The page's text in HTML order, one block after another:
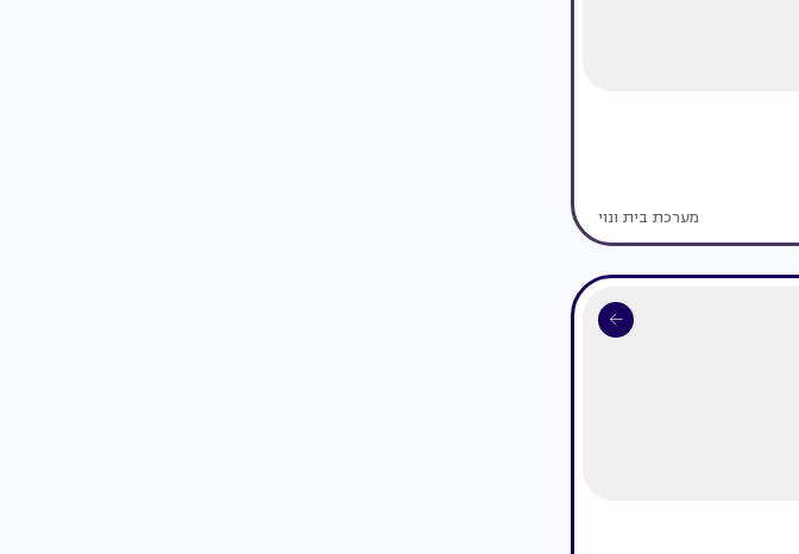
מערכת בית ונוי